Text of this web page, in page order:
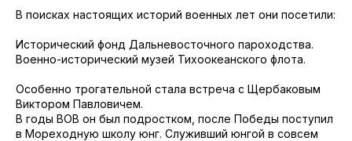
В поисках настоящих историй военных лет они посетили:
Исторический фонд Дальневосточного пароходства.
Военно-исторический музей Тихоокеанского флота.
Особенно трогательной стала встреча с Щербаковым
Виктором Павловичем.
В годы ВОВ он был подростком, после Победы поступил
в Мореходную школу юнг. Служивший юнгой в совсем